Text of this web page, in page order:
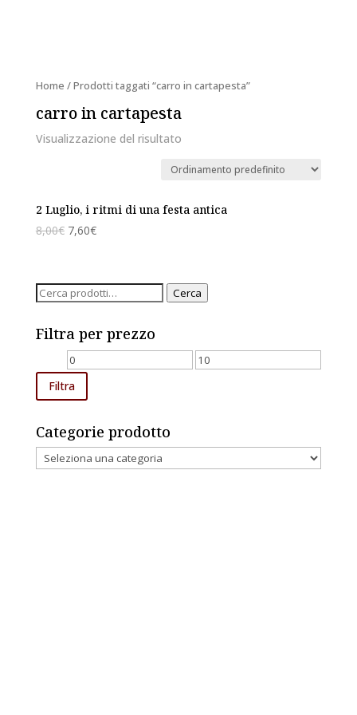
Home / Prodotti taggati “carro in cartapesta”
carro in cartapesta
Visualizzazione del risultato
2 Luglio, i ritmi di una festa antica
8,00€ 7,60€
Cerca: Cerca
Filtra per prezzo
Prezzo
Min
Prezzo
Filtra
Categorie prodotto